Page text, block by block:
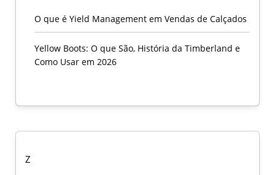
O que é Yield Management em Vendas de Calçados
Yellow Boots: O que São, História da Timberland e
Como Usar em 2026
Z